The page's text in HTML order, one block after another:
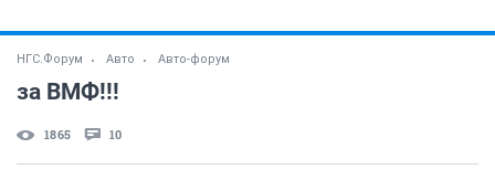
НГС.Форум Авто Авто-форум
за ВМФ!!!
1865 10